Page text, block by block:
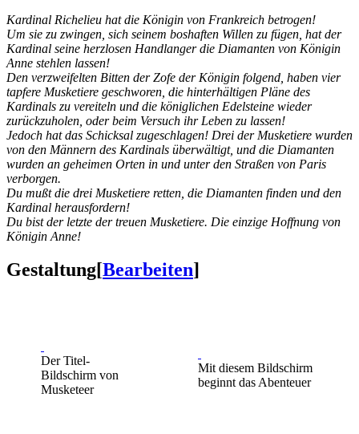
Kardinal Richelieu hat die Königin von Frankreich betrogen!
Um sie zu zwingen, sich seinem boshaften Willen zu fügen, hat der
Kardinal seine herzlosen Handlanger die Diamanten von Königin
Anne stehlen lassen!
Den verzweifelten Bitten der Zofe der Königin folgend, haben vier
tapfere Musketiere geschworen, die hinterhältigen Pläne des
Kardinals zu vereiteln und die königlichen Edelsteine wieder
zurückzuholen, oder beim Versuch ihr Leben zu lassen!
Jedoch hat das Schicksal zugeschlagen! Drei der Musketiere wurden
von den Männern des Kardinals überwältigt, und die Diamanten
wurden an geheimen Orten in und unter den Straßen von Paris
verborgen.
Du mußt die drei Musketiere retten, die Diamanten finden und den
Kardinal herausfordern!
Du bist der letzte der treuen Musketiere. Die einzige Hoffnung von
Königin Anne!
Gestaltung[Bearbeiten]
Der Titel-
Bildschirm von
Musketeer
Mit diesem Bildschirm
beginnt das Abenteuer